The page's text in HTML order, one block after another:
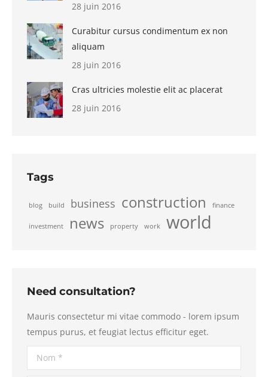
28 juin 2016
Curabitur cursus condimentum ex non
aliquam
28 juin 2016
Cras ultricies molestie elit ac placerat
28 juin 2016
Tags
blog build business construction finance
investment news property work world
Need consultation?
Mauris consectetur mi vitae commodo - lorem ipsum
tempus purus, et feugiat lectus efficitur eget.
Nom *